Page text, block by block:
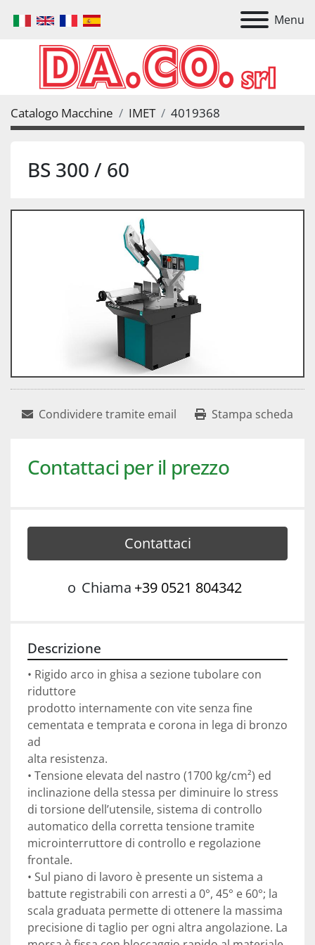
Menu
Catalogo Macchine IMET 4019368
BS 300 / 60
Condividere tramite email Stampa scheda
Contattaci per il prezzo
Contattaci
o Chiama +39 0521 804342
Descrizione
• Rigido arco in ghisa a sezione tubolare con
riduttore
prodotto internamente con vite senza fine
cementata e temprata e corona in lega di bronzo
ad
alta resistenza.
• Tensione elevata del nastro (1700 kg/cm²) ed
inclinazione della stessa per diminuire lo stress
di torsione dell’utensile, sistema di controllo
automatico della corretta tensione tramite
microinterruttore di controllo e regolazione
frontale.
• Sul piano di lavoro è presente un sistema a
battute registrabili con arresti a 0°, 45° e 60°; la
scala graduata permette di ottenere la massima
precisione di taglio per ogni altra angolazione. La